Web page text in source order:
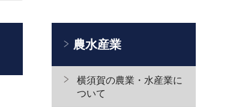
農水産業
横須賀の農業・水産業に
ついて